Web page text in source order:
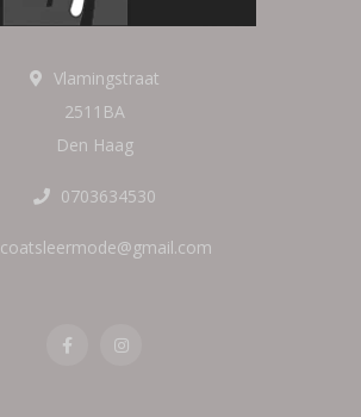
Vlamingstraat
2511BA
Den Haag
0703634530
coatsleermode@gmail.com